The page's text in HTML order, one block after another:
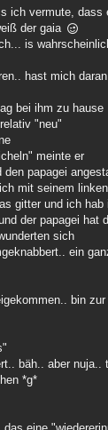
ich vermute, dass
der gaia
is
hast mich
bei ihm zu hause
"neu"
meinte er
papagei
mit seinem
gitter und ich hab
der papagei
sich
ein
bin
bäh.. aber nuja..
*g*